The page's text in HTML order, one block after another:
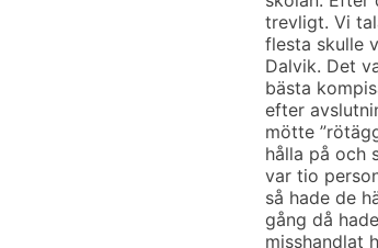
trevligt. Vi
flesta skulle
Dalvik. Det
bästa
efter
mötte
hålla på och
var tio
så hade de
gång då
misshandlat